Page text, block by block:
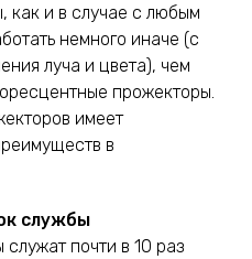
как и в случае с любым
немного иначе (с
луча и цвета), чем
прожекторы.
имеет
в
службы
почти в 10 раз